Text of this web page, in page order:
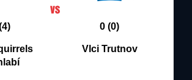
0 (0)
Vlci Trutnov